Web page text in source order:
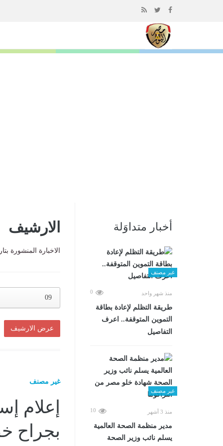
المحتوى
أخبار متداوَلة
غير مصنف
منذ شهر واحد 0
طريقة التظلم لإعادة بطاقة
التموين المتوقفة.. اعرف
التفاصيل
غير مصنف
منذ 3 أشهر 10
مدير منظمة الصحة العالمية
يسلم نائب وزير الصحة
الارشيف
الاخبارة المنشورة
09
غير مصنف
بجراح